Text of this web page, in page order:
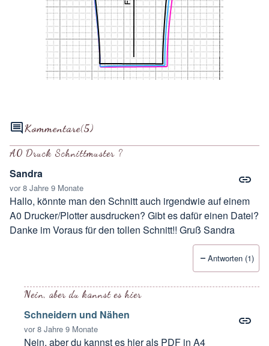
Kommentare(5)
A0 Druck Schnittmuster ?
Sandra
vor 8 Jahre 9 Monate
Hallo, könnte man den Schnitt auch irgendwie auf einem
A0 Drucker/Plotter ausdrucken? Gibt es dafür einen Datei?
Danke im Voraus für den tollen Schnitt!! Gruß Sandra
Antworten (1)
Nein, aber du kannst es hier
Schneidern und Nähen
vor 8 Jahre 9 Monate
Nein, aber du kannst es hier als PDF in A4